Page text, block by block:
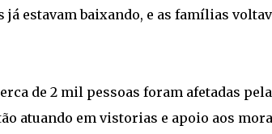
já estavam baixando, e as famílias
de 2 mil pessoas foram afetadas
atuando em vistorias e apoio aos